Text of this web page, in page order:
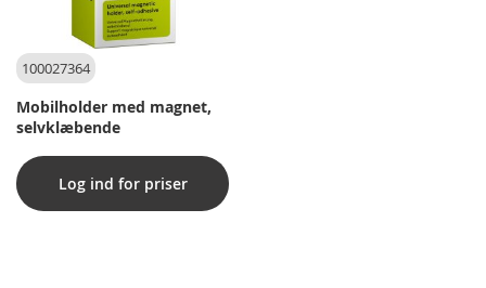
100027364
Mobilholder med magnet,
selvklæbende
Log ind for priser